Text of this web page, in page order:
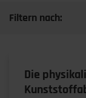
Filtern nach:
Die